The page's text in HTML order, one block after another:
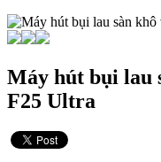
Máy hút bụi lau
F25 Ultra